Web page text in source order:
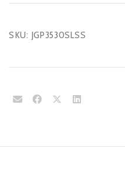
SKU: JGP3530SLSS